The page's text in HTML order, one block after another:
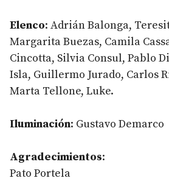
Elenco: Adrián Balonga,
Margarita Buezas, Camila
Cincotta, Silvia Consul, Pablo
Isla, Guillermo Jurado, Carlos
Marta Tellone, Luke.
Iluminación: Gustavo Demarco
Agradecimientos:
Pato Portela